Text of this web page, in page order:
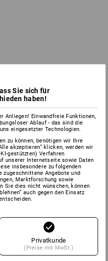
Sie sich für
haben!
Anliegen! Einwandfreie Funktionen,
Ablauf - das sind die
eingesetzter Technologien.
zu können, benötigen wir Ihre
akzeptieren“ klicken, werden wir
gestützten) Verfahren
unserer Internetseite sowie Daten
insbesondere zu folgenden
zugeschnittene Angebote und
Marktforschung sowie
Sie dies nicht wünschen, können
auch gegen den Einsatz
Privatkunde
(Preise mit MwSt.)